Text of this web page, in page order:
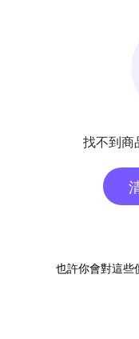
找不到商
也許你會對這些